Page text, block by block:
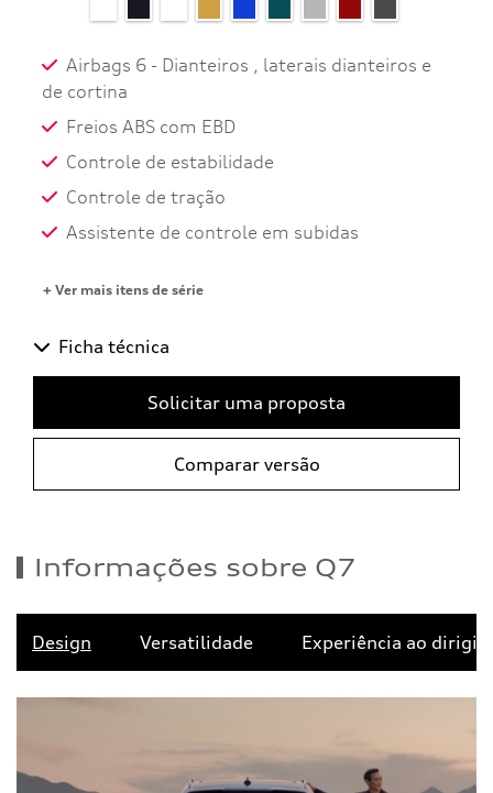
Airbags 6 - Dianteiros , laterais dianteiros e
de cortina
Freios ABS com EBD
Controle de estabilidade
Controle de tração
Assistente de controle em subidas
+ Ver mais itens de série
Ficha técnica
Solicitar uma proposta
Comparar versão
Informações sobre Q7
Design Versatilidade Experiência ao dirigir